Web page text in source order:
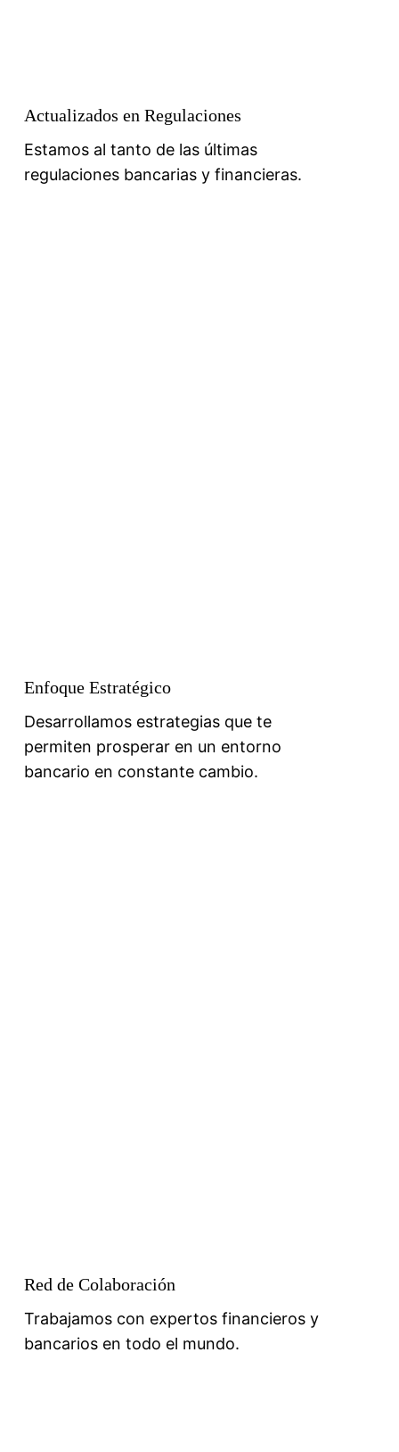
Actualizados en Regulaciones
Estamos al tanto de las últimas
regulaciones bancarias y financieras.
Enfoque Estratégico
Desarrollamos estrategias que te
permiten prosperar en un entorno
bancario en constante cambio.
Red de Colaboración
Trabajamos con expertos financieros y
bancarios en todo el mundo.